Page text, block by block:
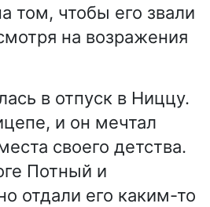
том, чтобы его звали
на возражения
в отпуск в Ниццу.
и он мечтал
своего детства.
Потный и
отдали его каким-то